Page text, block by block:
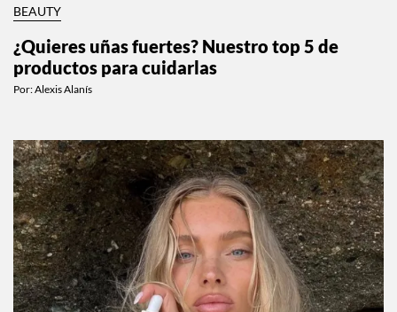
BEAUTY
¿Quieres uñas fuertes? Nuestro top 5 de
productos para cuidarlas
Por:Alexis Alanís